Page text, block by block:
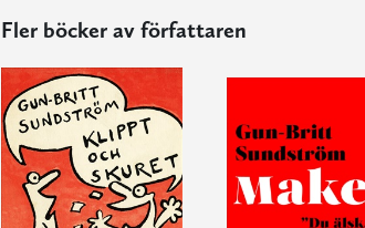
Fler böcker av författaren